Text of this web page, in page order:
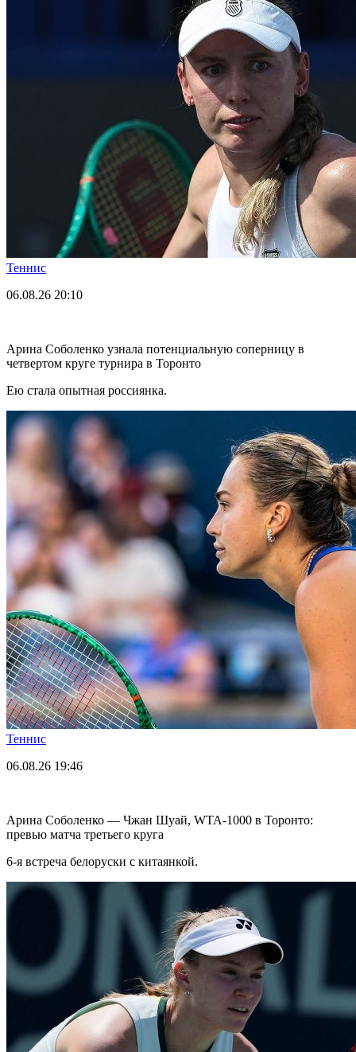
Теннис
06.08.26 20:10
Арина Соболенко узнала потенциальную соперницу в
четвертом круге турнира в Торонто
Ею стала опытная россиянка.
Теннис
06.08.26 19:46
Арина Соболенко — Чжан Шуай, WTA-1000 в Торонто:
превью матча третьего круга
6-я встреча белоруски с китаянкой.